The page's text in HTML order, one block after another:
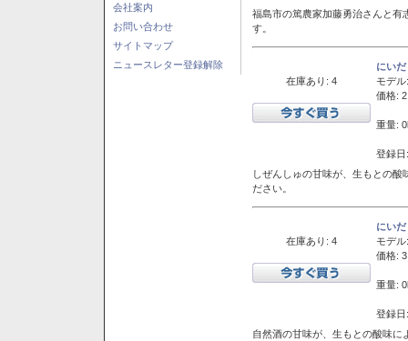
会社案内
お問い合わせ
サイトマップ
ニュースレター登録解除
福島市の篤農家加藤勇治さんと有
す。
在庫あり: 4
にい
モデル:
価格:
重量:
登録
しぜんしゅの甘味が、生もとの
ださい。
在庫あり: 4
にい
モデル:
価格:
重量:
登録
自然酒の甘味が、生もとの酸味